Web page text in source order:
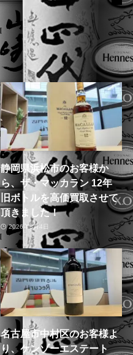
静岡県浜松市のお客様か
ら、ザ・マッカラン 12年
旧ボトルを高価買取させて
頂きました！
2026年8月4日
名古屋市中村区のお客様よ
り、ケンゾーエステート